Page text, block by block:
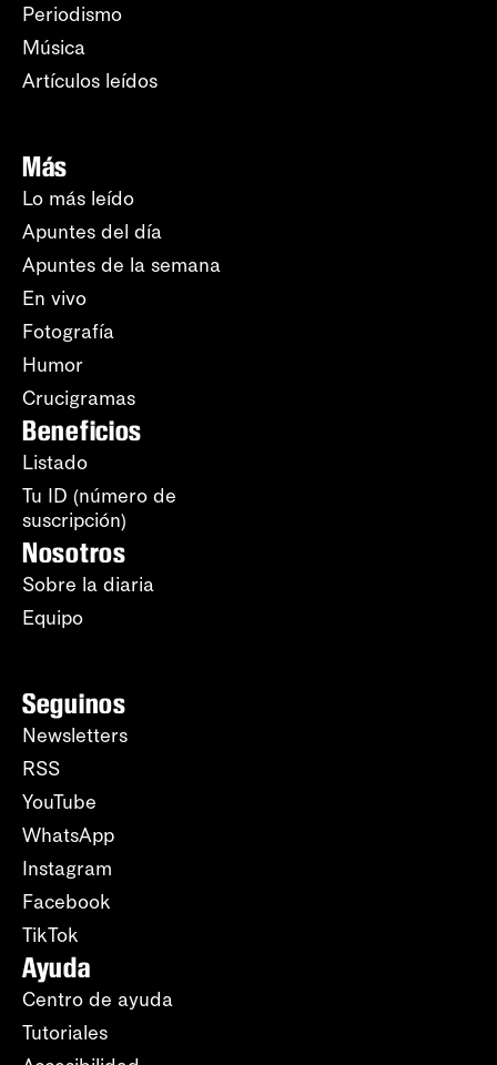
Periodismo
Música
Artículos leídos
Más
Lo más leído
Apuntes del día
Apuntes de la semana
En vivo
Fotografía
Humor
Crucigramas
Beneficios
Listado
Tu ID (número de
suscripción)
Nosotros
Sobre la diaria
Equipo
Seguinos
Newsletters
RSS
YouTube
WhatsApp
Instagram
Facebook
TikTok
Ayuda
Centro de ayuda
Tutoriales